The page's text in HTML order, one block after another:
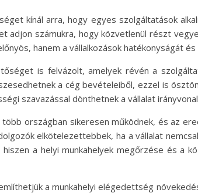
kínál arra, hogy egyes szolgáltatások
adjon számukra, hogy közvetlenül részt
hanem a vállalkozások hatékonyságát
is felvázolt, amelyek révén a
a cég bevételeiből, ezzel is
szavazással dönthetnek a vállalat
országban sikeresen működnek, és az
elkötelezettebbek, ha a vállalat
a helyi munkahelyek megőrzése és a
a munkahelyi elégedettség